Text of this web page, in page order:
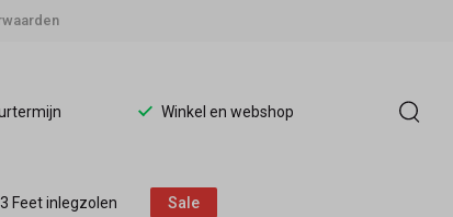
Winkel en webshop
Feet inlegzolen Sale